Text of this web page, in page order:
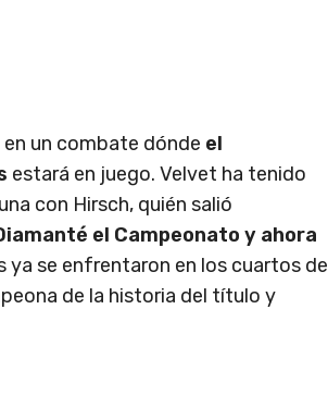
en un combate dónde el
estará en juego. Velvet ha tenido
con Hirsch, quién salió
el Campeonato y ahora
ya se enfrentaron en los cuartos de
de la historia del título y